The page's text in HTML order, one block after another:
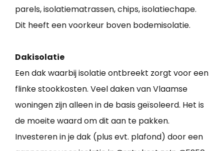
parels, isolatiematrassen, chips, isolatiechape.
Dit heeft een voorkeur boven bodemisolatie.
Dakisolatie
Een dak waarbij isolatie ontbreekt zorgt voor een
flinke stookkosten. Veel daken van Vlaamse
woningen zijn alleen in de basis geïsoleerd. Het is
de moeite waard om dit aan te pakken.
Investeren in je dak (plus evt. plafond) door een